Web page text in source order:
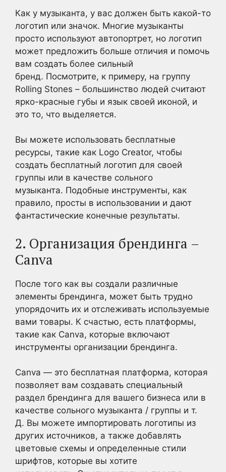
Как у музыканта, у вас должен быть какой-то
логотип или значок. Многие музыканты
просто используют автопортрет, но логотип
может предложить больше отличия и помочь
вам создать более сильный
бренд. Посмотрите, к примеру, на группу
Rolling Stones – большинство людей считают
ярко-красные губы и язык своей иконой, и
это то, что выделяется.
Вы можете использовать бесплатные
ресурсы, такие как Logo Creator, чтобы
создать бесплатный логотип для своей
группы или в качестве сольного
музыканта. Подобные инструменты, как
правило, просты в использовании и дают
фантастические конечные результаты.
2. Организация брендинга –
Canva
После того как вы создали различные
элементы брендинга, может быть трудно
упорядочить их и отслеживать используемые
вами товары. К счастью, есть платформы,
такие как Canva, которые включают
инструменты организации брендинга.
Canva — это бесплатная платформа, которая
позволяет вам создавать специальный
раздел брендинга для вашего бизнеса или в
качестве сольного музыканта / группы и т.
Д. Вы можете импортировать логотипы из
других источников, а также добавлять
цветовые схемы и определенные стили
шрифтов, которые вы хотите